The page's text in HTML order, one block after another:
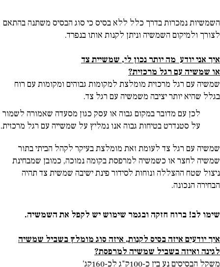
השמשיות נמכרות בדרך כלל ללא בסיס כי סוג הבסיס משתנה בהתאם
לצורך ולמיקום השמשיה וניתן לקנות אותו בנפרד.
איך אני יודע מה יותר נכון לי, שמשיית צד
או שמשיה עם רגל מרכזית?
שמשיה עם רגל מרכזית מומלצת למקומות גבוהים ומקומות עם רוח
בגלל שהיא יותר יציבה משמשיה עם רגל צד.
לכן עם מדובר במקום גבוה או עסק כגון מסעדה שאמורה לשמור
על סטנדרט בטיחות גבוה אנו נמליץ על שמשייה עם רגל מרכזית.
שמשיה עם רגל צד לעומת זאת מומלצת בעיקר לקהל הביתי בתור
שמשיה לחצר או כשמשיה למרפסת בקומה נמוכה, כמובן שמבחינת
ניצול שטח ההצללה ונוחות לסידור פינת ישיבה שמשית צד תהיה
הבחירה הנכונה.
שימו לב! ברוח חזקה ובגמר שימוש יש לקפל את השמשיה.
איך יודעים איזה בסיס לקנות, איזה סוג מומלץ בשביל שמשיה
לגינה ואיזה בשביל שמשיה למרפסת?
משקל הבסיסים נע בין כ-100ק"ג לכ-160קג'